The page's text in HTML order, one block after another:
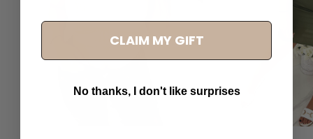
CLAIM MY GIFT
No thanks, I don't like surprises